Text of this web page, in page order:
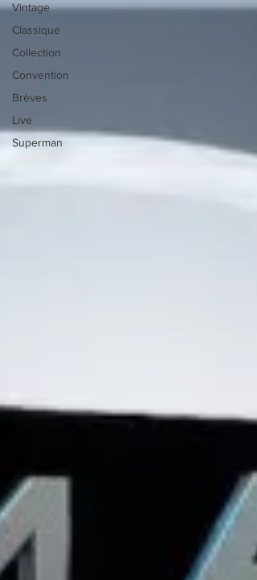
Vintage
Classique
Collection
Convention
Brèves
Live
Superman